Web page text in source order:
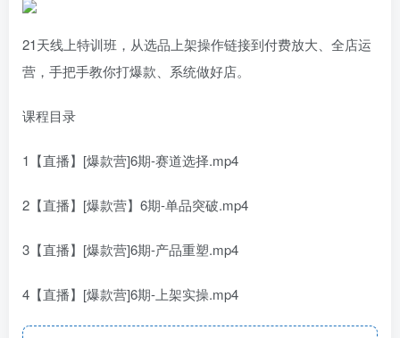
21天线上特训班，从选品上架操作链接到付费放大、全店运
营，手把手教你打爆款、系统做好店。
课程目录
1【直播】[爆款营]6期-赛道选择.mp4
2【直播】[爆款营】6期-单品突破.mp4
3【直播】[爆款营]6期-产品重塑.mp4
4【直播】[爆款营]6期-上架实操.mp4